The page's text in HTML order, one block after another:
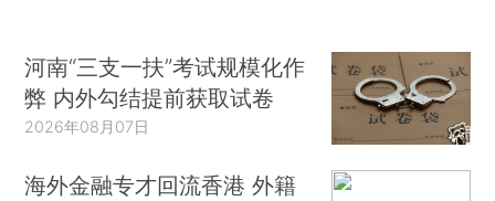
河南“三支一扶”考试规模化作
弊 内外勾结提前获取试卷
2026年08月07日
海外金融专才回流香港 外籍